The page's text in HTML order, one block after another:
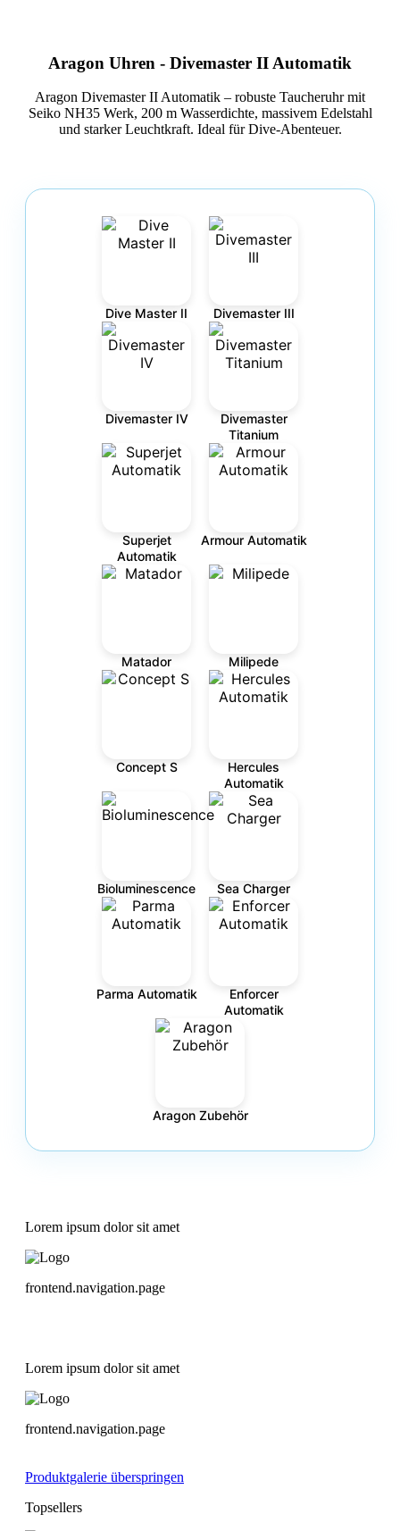
Aragon Uhren - Divemaster II Automatik
Aragon Divemaster II Automatik – robuste Taucheruhr mit
Seiko NH35 Werk, 200 m Wasserdichte, massivem Edelstahl
und starker Leuchtkraft. Ideal für Dive-Abenteuer.
Dive Master II Divemaster III
Divemaster IV
Divemaster
Titanium
Superjet
Automatik
Armour Automatik
Matador Milipede
Concept S
Hercules
Automatik
Bioluminescence Sea Charger
Parma Automatik
Enforcer
Automatik
Aragon Zubehör
Lorem ipsum dolor sit amet
frontend.navigation.page
Lorem ipsum dolor sit amet
frontend.navigation.page
Produktgalerie überspringen
Topsellers